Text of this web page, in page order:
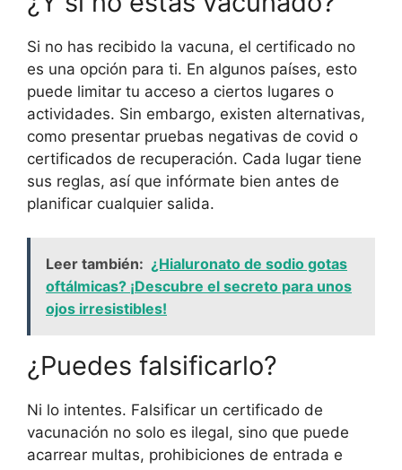
Si no has recibido la vacuna, el certificado no
es una opción para ti. En algunos países, esto
puede limitar tu acceso a ciertos lugares o
actividades. Sin embargo, existen alternativas,
como presentar pruebas negativas de covid o
certificados de recuperación. Cada lugar tiene
sus reglas, así que infórmate bien antes de
planificar cualquier salida.
Leer también: ¿Hialuronato de sodio gotas
oftálmicas? ¡Descubre el secreto para unos
ojos irresistibles!
¿Puedes falsificarlo?
Ni lo intentes. Falsificar un certificado de
vacunación no solo es ilegal, sino que puede
acarrear multas, prohibiciones de entrada e